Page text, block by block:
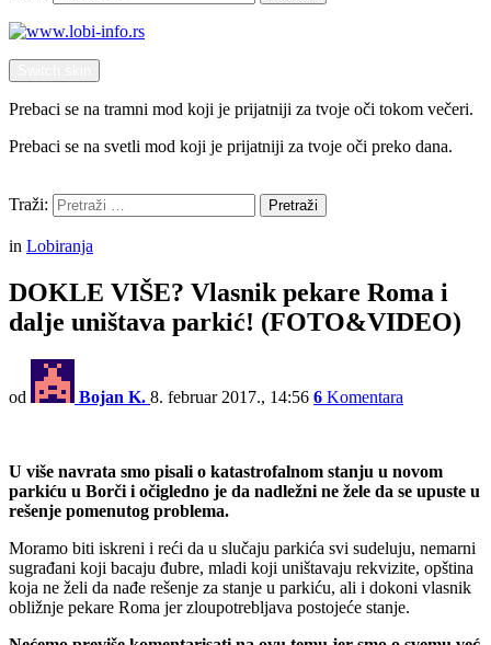
Prebaci se na tramni mod koji je prijatniji za tvoje oči tokom večeri.
Prebaci se na svetli mod koji je prijatniji za tvoje oči preko dana.
Traži:
Pretraži
in Lobiranja
DOKLE VIŠE? Vlasnik pekare Roma i
dalje uništava parkić! (FOTO&VIDEO)
od Bojan K. 8. februar 2017., 14:56 6 Komentara
U više navrata smo pisali o katastrofalnom stanju u novom
parkiću u Borči i očigledno je da nadležni ne žele da se upuste u
rešenje pomenutog problema.
Moramo biti iskreni i reći da u slučaju parkića svi sudeluju, nemarni
sugrađani koji bacaju đubre, mladi koji uništavaju rekvizite, opština
koja ne želi da nađe rešenje za stanje u parkiću, ali i dokoni vlasnik
obližnje pekare Roma jer zloupotrebljava postojeće stanje.